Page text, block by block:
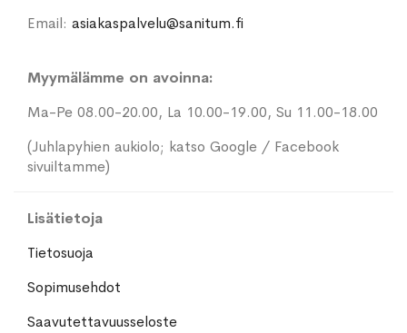
Email: asiakaspalvelu@sanitum.fi
Myymälämme on avoinna:
Ma-Pe 08.00-20.00, La 10.00-19.00, Su 11.00-18.00
(Juhlapyhien aukiolo; katso Google / Facebook
sivuiltamme)
Lisätietoja
Tietosuoja
Sopimusehdot
Saavutettavuusseloste